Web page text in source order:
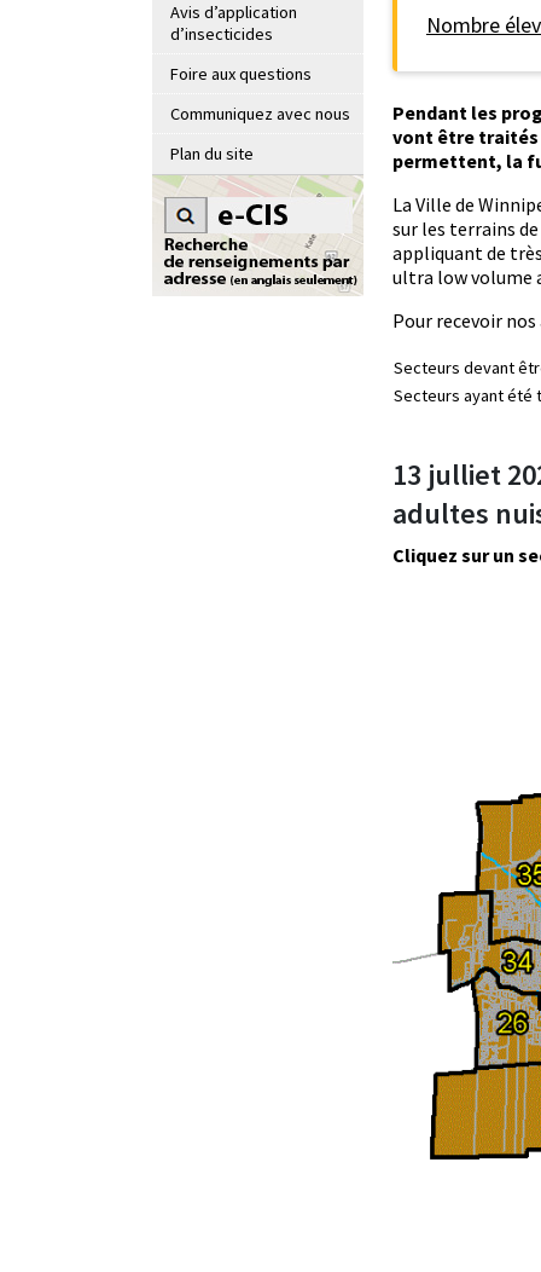
Avis d’application
d’insecticides
Foire aux questions
Communiquez avec nous
Plan du site
Nombre
Pendant les
vont être traités
permettent, la
La Ville de
sur les terrains
appliquant de
ultra low volume
Pour recevoir
Secteurs devant
Secteurs ayant été
13 julliet
adultes
Cliquez sur un